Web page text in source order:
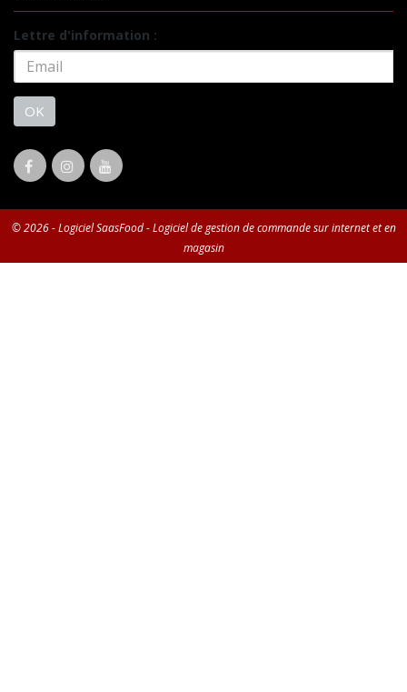
Lettre d'information :
OK
© 2026 - LogicielSaasFood - Logiciel de gestion de commande sur internet et en
magasin